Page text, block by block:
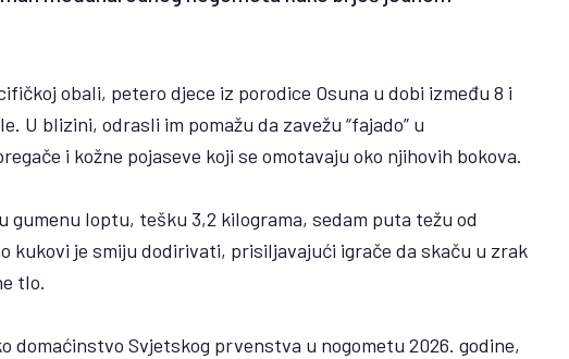
obali, petero djece iz porodice Osuna u dobi između 8 i
U blizini, odrasli im pomažu da zavežu “fajado” u
i kožne pojaseve koji se omotavaju oko njihovih bokova.
gumenu loptu, tešku 3,2 kilograma, sedam puta težu od
kukovi je smiju dodirivati, prisiljavajući igrače da skaču u zrak
tlo.
domaćinstvo Svjetskog prvenstva u nogometu 2026. godine,